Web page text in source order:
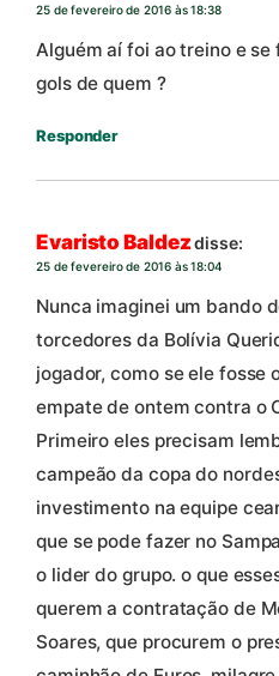
25 de fevereiro de 2016 às 18:38
Alguém aí foi ao treino e
gols de quem ?
Responder
Evaristo Baldez disse:
25 de fevereiro de 2016 às 18:04
Nunca imaginei um bando
torcedores da Bolívia
jogador, como se ele fosse
empate de ontem contra o
Primeiro eles precisam
campeão da copa do
investimento na equipe
que se pode fazer no
o lider do grupo. o que
querem a contratação de
Soares, que procurem o